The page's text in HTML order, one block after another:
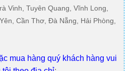
Vinh, Tuyên Quang, Vĩnh Long,
Cần Thơ, Đà Nẵng, Hải Phòng,
mua hàng quý khách hàng vui